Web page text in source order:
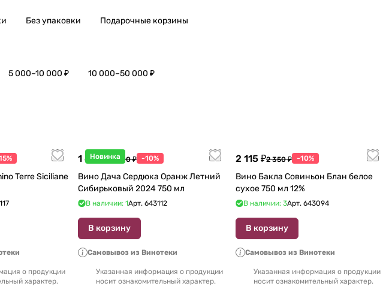
Без упаковки Подарочные корзины
5 000–10 000 ₽ 10 000–50 000 ₽
Terre Siciliane
о продукции
характер.
Новинка
1 440 ₽1 600 ₽ -10%
Вино Дача Сердюка Оранж Летний
Сибирьковый 2024 750 мл
В наличии: 1Арт. 643112
В корзину
Самовывоз из Винотеки
Указанная информация о продукции
носит ознакомительный характер.
2 115 ₽2 350 ₽ -10%
Вино Бакла Совиньон Блан белое
сухое 750 мл 12%
В наличии: 3Арт. 643094
В корзину
Самовывоз из Винотеки
Указанная информация о продукции
носит ознакомительный характер.